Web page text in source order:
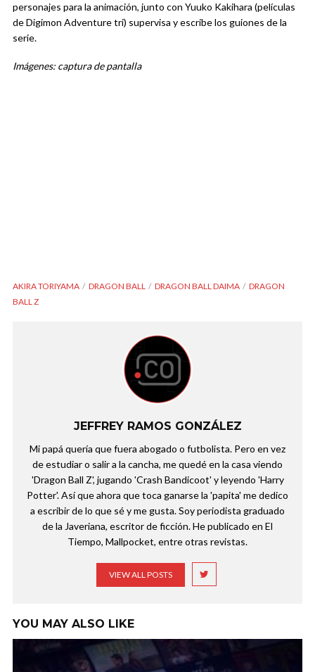
personajes para la animación, junto con Yuuko Kakihara (películas
de Digimon Adventure tri) supervisa y escribe los guiones de la
serie.
Imágenes: captura de pantalla
AKIRA TORIYAMA DRAGON BALL DRAGON BALL DAIMA
DRAGON
BALL Z
JEFFREY RAMOS GONZÁLEZ
Mi papá quería que fuera abogado o futbolista. Pero en vez
de estudiar o salir a la cancha, me quedé en la casa viendo
'Dragon Ball Z', jugando 'Crash Bandicoot' y leyendo 'Harry
Potter'. Así que ahora que toca ganarse la 'papita' me dedico
a escribir de lo que sé y me gusta. Soy periodista graduado
de la Javeriana, escritor de ficción. He publicado en El
Tiempo, Mallpocket, entre otras revistas.
VIEW ALL POSTS
YOU MAY ALSO LIKE